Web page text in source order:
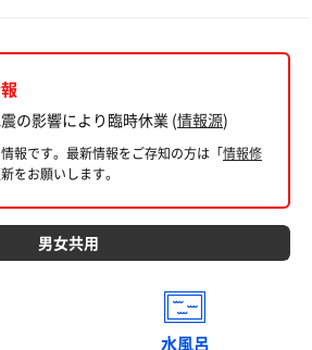
の影響により臨時休業 (情報源)
報です。最新情報をご存知の方は「情報修
をお願いします。
男女共用
水風呂